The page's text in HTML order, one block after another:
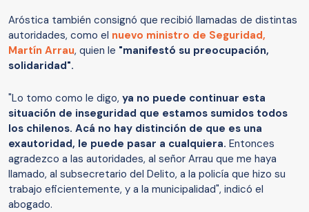
Aróstica también consignó que recibió llamadas de distintas
autoridades, como el nuevo ministro de Seguridad,
Martín Arrau, quien le "manifestó su preocupación,
solidaridad".
"Lo tomo como le digo, ya no puede continuar esta
situación de inseguridad que estamos sumidos todos
los chilenos. Acá no hay distinción de que es una
exautoridad, le puede pasar a cualquiera. Entonces
agradezco a las autoridades, al señor Arrau que me haya
llamado, al subsecretario del Delito, a la policía que hizo su
trabajo eficientemente, y a la municipalidad", indicó el
abogado.